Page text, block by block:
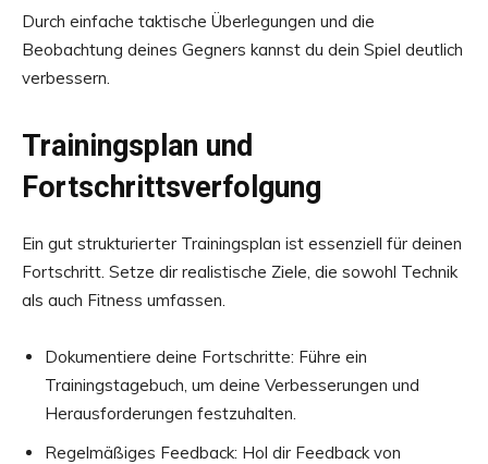
Durch einfache taktische Überlegungen und die
Beobachtung deines Gegners kannst du dein Spiel deutlich
verbessern.
Trainingsplan und
Fortschrittsverfolgung
Ein gut strukturierter Trainingsplan ist essenziell für deinen
Fortschritt. Setze dir realistische Ziele, die sowohl Technik
als auch Fitness umfassen.
Dokumentiere deine Fortschritte: Führe ein
Trainingstagebuch, um deine Verbesserungen und
Herausforderungen festzuhalten.
Regelmäßiges Feedback: Hol dir Feedback von